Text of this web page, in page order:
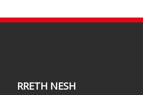
RRETH NESH